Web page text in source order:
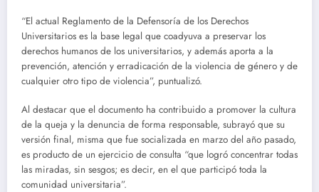
“El actual Reglamento de la Defensoría de los Derechos
Universitarios es la base legal que coadyuva a preservar los
derechos humanos de los universitarios, y además aporta a la
prevención, atención y erradicación de la violencia de género y de
cualquier otro tipo de violencia”, puntualizó.
Al destacar que el documento ha contribuido a promover la cultura
de la queja y la denuncia de forma responsable, subrayó que su
versión final, misma que fue socializada en marzo del año pasado,
es producto de un ejercicio de consulta “que logró concentrar todas
las miradas, sin sesgos; es decir, en el que participó toda la
comunidad universitaria”.